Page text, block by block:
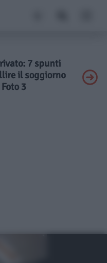
7 spunti
il soggiorno
3